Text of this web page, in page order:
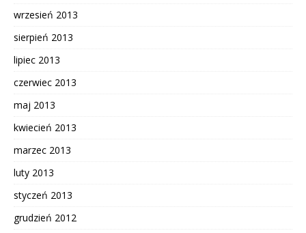
wrzesień 2013
sierpień 2013
lipiec 2013
czerwiec 2013
maj 2013
kwiecień 2013
marzec 2013
luty 2013
styczeń 2013
grudzień 2012